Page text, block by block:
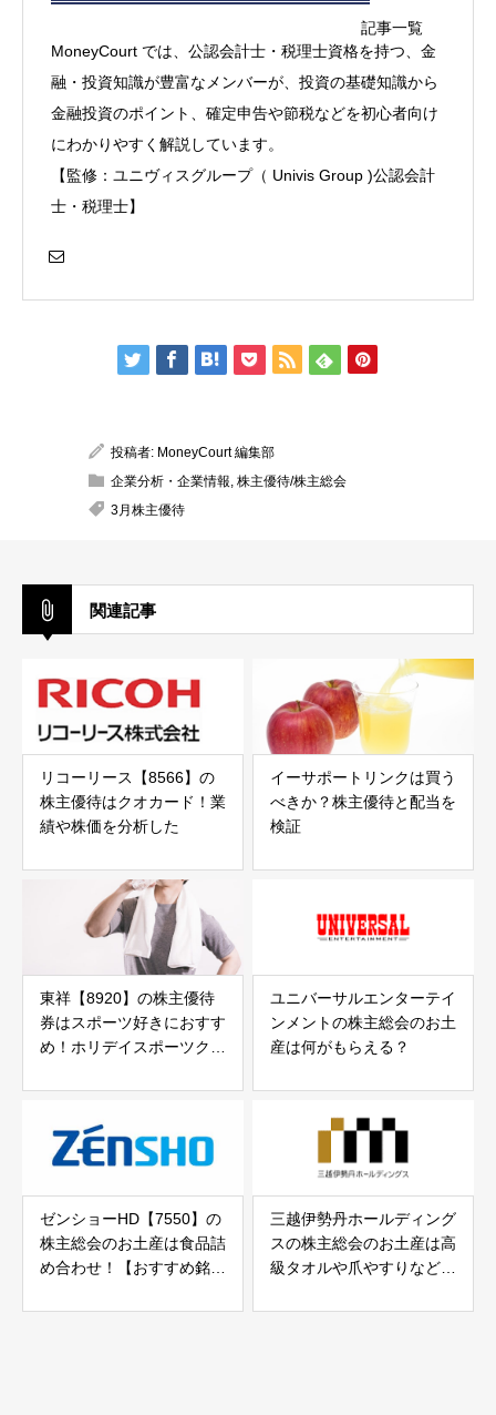
記事一覧
MoneyCourt では、公認会計士・税理士資格を持つ、金
融・投資知識が豊富なメンバーが、投資の基礎知識から
金融投資のポイント、確定申告や節税などを初心者向け
にわかりやすく解説しています。
【監修：ユニヴィスグループ（ Univis Group )公認会計
士・税理士】
投稿者: MoneyCourt 編集部
企業分析・企業情報, 株主優待/株主総会
3月株主優待
関連記事
リコーリース【8566】の
株主優待はクオカード！業
績や株価を分析した
イーサポートリンクは買う
べきか？株主優待と配当を
検証
東祥【8920】の株主優待
券はスポーツ好きにおすす
め！ホリデイスポーツクラ
ユニバーサルエンターテイ
ンメントの株主総会のお土
産は何がもらえる？
ゼンショーHD【7550】の
株主総会のお土産は食品詰
め合わせ！【おすすめ銘
三越伊勢丹ホールディング
スの株主総会のお土産は高
級タオルや爪やすりなどが